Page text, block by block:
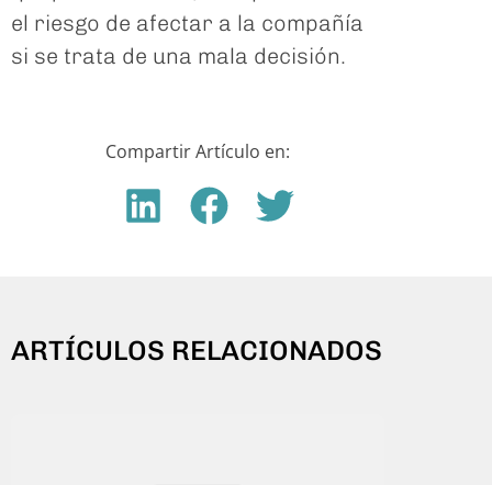
el riesgo de afectar a la compañía
si se trata de una mala decisión.
Compartir Artículo en:
ARTÍCULOS RELACIONADOS